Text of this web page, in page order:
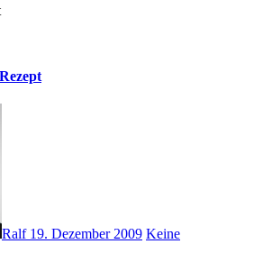
Ralf 19. Dezember 2009 Keine